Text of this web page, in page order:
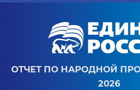
ОТЧЕТ ПО НАРОДНОЙ
2026